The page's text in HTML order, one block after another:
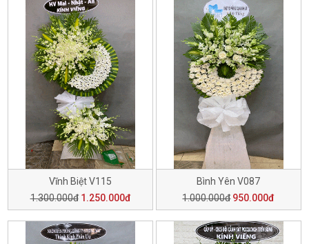
Vĩnh Biệt V115
1.300.000đ 1.250.000đ
Bình Yên V087
1.000.000đ 950.000đ